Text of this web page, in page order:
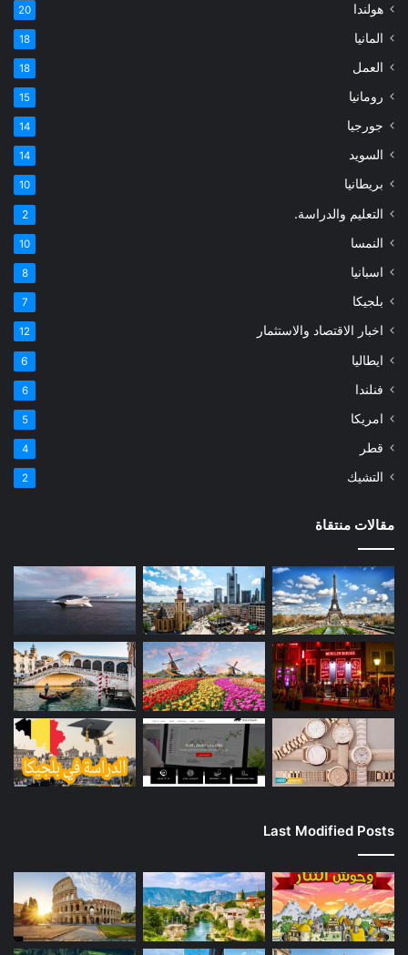
هولندا 20
المانيا 18
العمل 18
رومانيا 15
جورجيا 14
السويد 14
بريطانيا 10
التعليم والدراسة. 2
النمسا 10
اسبانيا 8
بلجيكا 7
اخبار الاقتصاد والاستثمار 12
ايطاليا 6
فنلندا 6
امريكا 5
قطر 4
التشيك 2
مقالات منتقاة
Last Modified Posts